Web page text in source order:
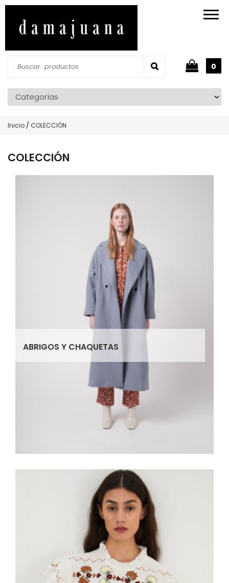
0
Inicio / COLECCIÓN
COLECCIÓN
ABRIGOS Y CHAQUETAS